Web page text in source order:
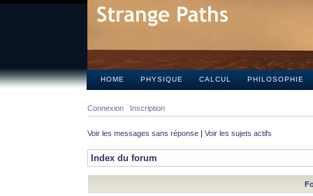
HOME PHYSIQUE CALCUL PHILOSOPHIE
Connexion Inscription
Voir les messages sans réponse | Voir les sujets actifs
Index du forum